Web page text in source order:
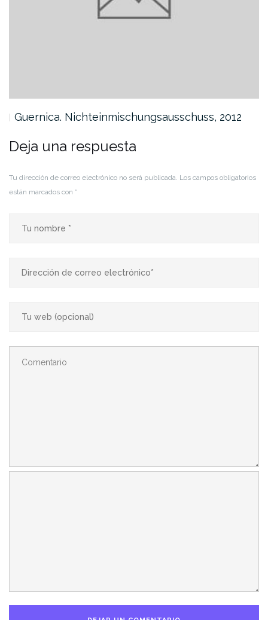
Guernica. Nichteinmischungsausschuss, 2012
Deja una respuesta
Tu dirección de correo electrónico no será publicada. Los campos obligatorios
están marcados con *